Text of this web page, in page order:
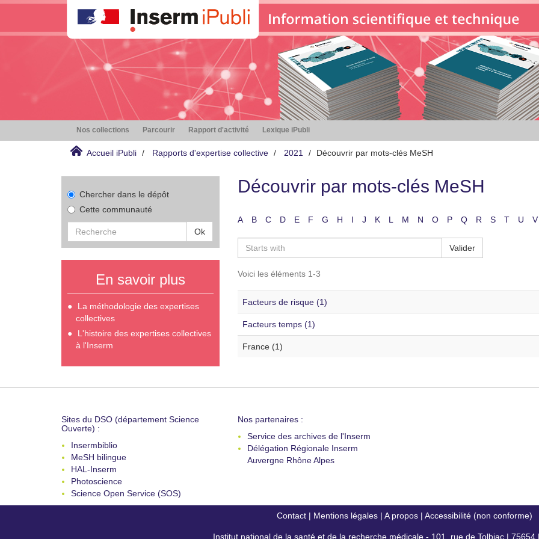
Nos collections Parcourir Rapport d'activité Lexique iPubli
Accueil iPubli Rapports d'expertise collective 2021 Découvrir par mots-clés MeSH
Chercher dans le dépôt
Cette communauté
Ok
En savoir plus
La méthodologie des expertises
collectives
L'histoire des expertises collectives
à l'Inserm
Découvrir par mots-clés MeSH
A B C D E F G H I J K L M N O P Q R S T U V
Valider
Voici les éléments 1-3
Facteurs de risque (1)
Facteurs temps (1)
France (1)
Sites du DSO (département Science
Ouverte) :
Insermbiblio
MeSH bilingue
HAL-Inserm
Photoscience
Science Open Service (SOS)
Nos partenaires :
Service des archives de l'Inserm
Délégation Régionale Inserm
Auvergne Rhône Alpes
Contact| Mentions légales| A propos| Accessibilité (non conforme)
Institut national de la santé et de la recherche médicale - 101, rue de Tolbiac | 75654